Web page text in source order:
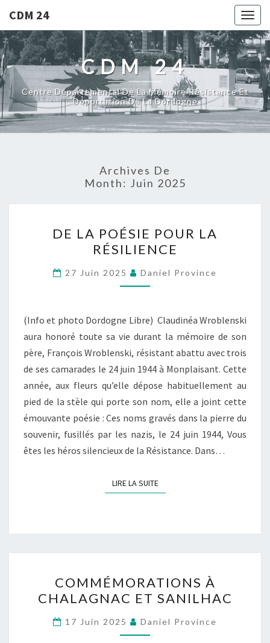
CDM 24
CDM 24
Centre Départemental De La Mémoire Résistance Et
Déportation De La Dordogne
Archives De
Month: Juin 2025
E
L
A
P
É
S
I
E
P
O
U
R
L
R
I
E
N
E
DE LA POÉSIE POUR LA
RÉSILIENCE
27 Juin 2025 Daniel Province
(Info et photo Dordogne Libre) Claudinéa Wroblenski
aura honoré toute sa vie durant la mémoire de son
père, François Wroblenski, résistant abattu avec trois
de ses camarades le 24 juin 1944 à Monplaisant. Cette
année, aux fleurs qu’elle dépose habituellement au
pied de la stèle qui porte son nom, elle a joint cette
émouvante poésie : Ces noms gravés dans la pierre du
souvenir, fusillés par les nazis, le 24 juin 1944, Vous
êtes les héros silencieux de la Résistance. Dans…
LIRE LA SUITELIRE LA SUITE
O
M
M
É
COMMÉMORATIONS À
CHALAGNAC ET SANILHAC
17 Juin 2025 Daniel Province